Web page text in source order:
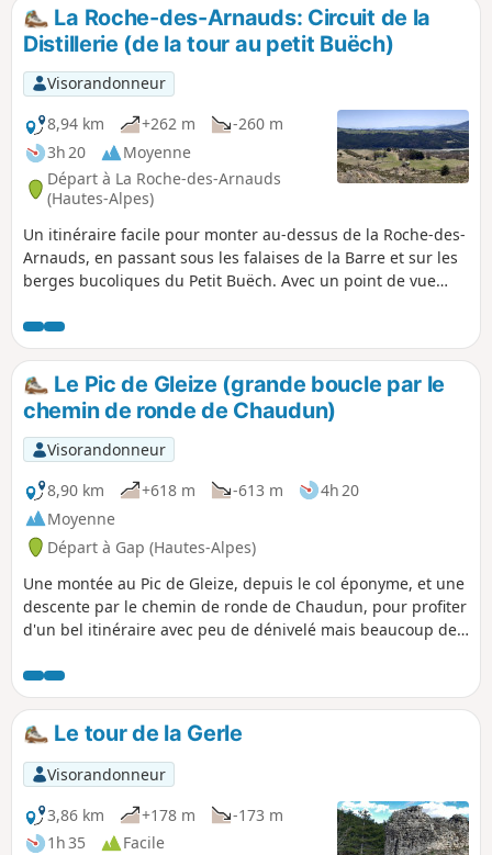
La Roche-des-Arnauds: Circuit de la
Distillerie (de la tour au petit Buëch)
Visorandonneur
8,94 km
+262 m
-260 m
3h 20
Moyenne
Départ à La Roche-des-Arnauds
(Hautes-Alpes)
Un itinéraire facile pour monter au-dessus de la Roche-des-
Arnauds, en passant sous les falaises de la Barre et sur les
berges bucoliques du Petit Buëch. Avec un point de vue
Le Pic de Gleize (grande boucle par le
chemin de ronde de Chaudun)
Visorandonneur
8,90 km
+618 m -613 m
4h 20
Moyenne
Départ à Gap (Hautes-Alpes)
Une montée au Pic de Gleize, depuis le col éponyme, et une
descente par le chemin de ronde de Chaudun, pour profiter
d'un bel itinéraire avec peu de dénivelé mais beaucoup de
Le tour de la Gerle
Visorandonneur
3,86 km
+178 m
-173 m
1h 35
Facile